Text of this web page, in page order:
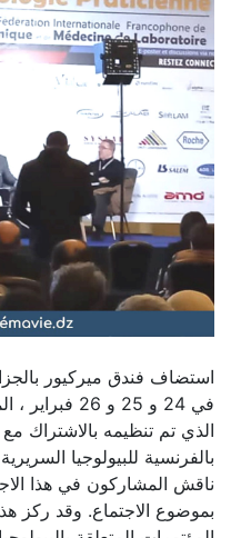
استضاف فندق ميركيور
في 24 و 25 و
الذي تم تنظيمه بالاشتراك مع
ناقش المشاركون في هذا
بموضوع الاجتماع. وقد